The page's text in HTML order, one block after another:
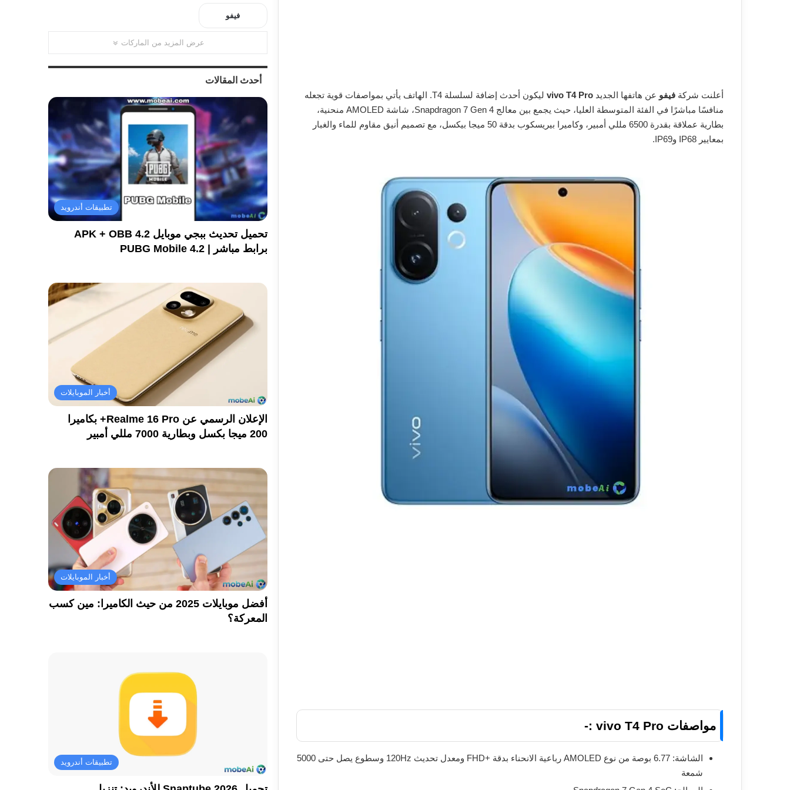
أعلنت شركة فيفو عن هاتفها الجديد vivo T4 Pro
ليكون أحدث إضافة لسلسلة T4. الهاتف يأتي بمواصفات قوية تجعله
منافسًا مباشرًا في الفئة المتوسطة العليا، حيث يجمع بين معالج Snapdragon 7 Gen 4، شاشة AMOLED منحنية،
بطارية عملاقة بقدرة 6500 مللي أمبير، وكاميرا بيريسكوب بدقة 50 ميجا بيكسل، مع تصميم أنيق مقاوم للماء والغبار
بمعايير IP68 وIP69.
مواصفات vivo T4 Pro :-
الشاشة: 6.77 بوصة من نوع AMOLED رباعية الانحناء بدقة +FHD ومعدل تحديث 120Hz وسطوع يصل حتى 5000
شمعة
فيفو
عرض المزيد من الماركات
أحدث المقالات
تطبيقات أندرويد
تحميل تحديث ببجي موبايل 4.2 APK + OBB
برابط مباشر | PUBG Mobile 4.2
أخبار الموبايلات
الإعلان الرسمي عن Realme 16 Pro+ بكاميرا
200 ميجا بكسل وبطارية 7000 مللي أمبير
أخبار الموبايلات
أفضل موبايلات 2025 من حيث الكاميرا: مين كسب
المعركة؟
تطبيقات أندرويد